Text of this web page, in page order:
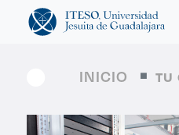
Explora sitios web,
INICIO TU